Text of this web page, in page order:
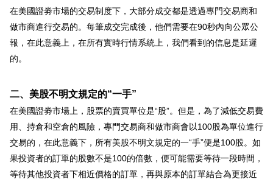
華盛APls
低時延極速交易系統
關於我們
媒體報導
在美國證劵市場的交易制度下，大部分成交都是透過專門交易商和
做市商進行交易的。每筆成交完成後，他們需要在90秒內向公眾公
報，在此意義上，在所有實時行情系統上，我們看到的信息是延遲
的。
二、美股不明文規定的“一手”
在美國證劵市場上，股票的賣買單位是“股”。但是，為了減低交易費
用、持倉和空倉的風險，專門交易商和做市商會以100股為單位進行
交易的，在此意義下，所有美股不明文規定的一“手”便是100股。如
果投資者的訂單的股數不是100的倍數，便可能需要等待一段時間，
等待其他投資者下相近價格的訂單，再與原本的訂單結合為更接近